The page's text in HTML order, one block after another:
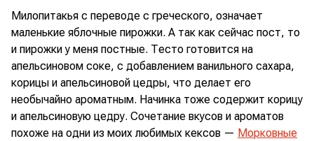
Милопитакья с переводе с греческого, означает
маленькие яблочные пирожки. А так как сейчас пост, то
и пирожки у меня постные. Тесто готовится на
апельсиновом соке, с добавлением ванильного сахара,
корицы и апельсиновой цедры, что делает его
необычайно ароматным. Начинка тоже содержит корицу
и апельсиновую цедру. Сочетание вкусов и ароматов
похоже на одни из моих любимых кексов — Морковные